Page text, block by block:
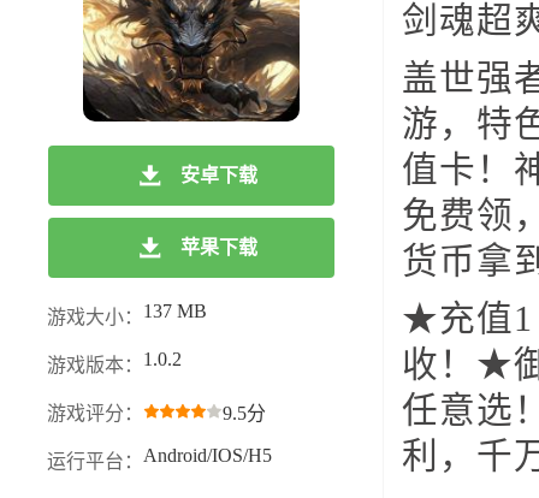
安卓下载
苹果下载
游戏大小： 137 MB
游戏版本： 1.0.2
游戏评分： 9.5分
运行平台： Android/IOS/H5
剑魂超
盖世强
游，特
值卡！
免费领
货币拿
★充值1
收！★
任意选
利，千